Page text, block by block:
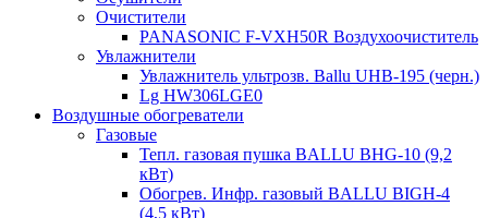
Очистители
PANASONIC F-VXH50R Воздухоочиститель
Увлажнители
Увлажнитель ультрозв. Ballu UHB-195 (черн.)
Lg HW306LGE0
Воздушные обогреватели
Газовые
Тепл. газовая пушка BALLU BHG-10 (9,2
кВт)
Обогрев. Инфр. газовый BALLU BIGH-4
(4,5 кВт)